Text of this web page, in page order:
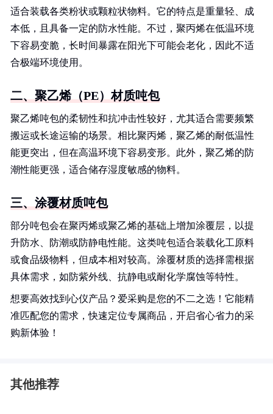
适合装载各类粉状或颗粒状物料。它的特点是重量轻、成
本低，且具备一定的防水性能。不过，聚丙烯在低温环境
下容易变脆，长时间暴露在阳光下可能会老化，因此不适
合极端环境使用。
二、聚乙烯（PE）材质吨包
聚乙烯吨包的柔韧性和抗冲击性较好，尤其适合需要频繁
搬运或长途运输的场景。相比聚丙烯，聚乙烯的耐低温性
能更突出，但在高温环境下容易变形。此外，聚乙烯的防
潮性能更强，适合储存湿度敏感的物料。
三、涂覆材质吨包
部分吨包会在聚丙烯或聚乙烯的基础上增加涂覆层，以提
升防水、防潮或防静电性能。这类吨包适合装载化工原料
或食品级物料，但成本相对较高。涂覆材质的选择需根据
具体需求，如防紫外线、抗静电或耐化学腐蚀等特性。
想要高效找到心仪产品？爱采购是您的不二之选！它能精
准匹配您的需求，快速定位专属商品，开启省心省力的采
购新体验！
其他推荐